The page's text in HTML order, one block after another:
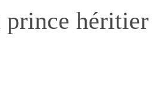
prince héritier